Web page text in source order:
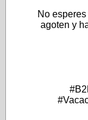
No
agoten y